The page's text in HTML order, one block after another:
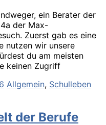
ein Berater der
der Max-
Zuerst gab es eine
nutzen wir unsere
du am meisten
keinen Zugriff
Allgemein, Schulleben
der Berufe